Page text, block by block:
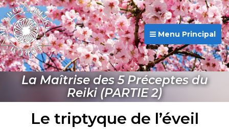
Menu Principal
La Maîtrise des 5 Préceptes du
Reiki (PARTIE 2)
Le triptyque de l’éveil